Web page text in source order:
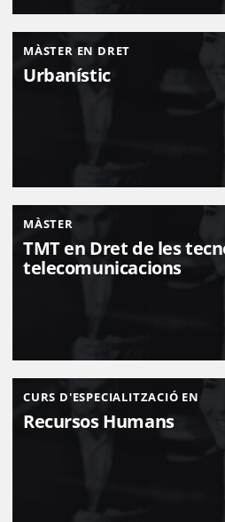
MÀSTER EN DRET
Urbanístic
MÀSTER
TMT en Dret de les
telecomunicacions
CURS D'ESPECIALITZACIÓ EN
Recursos Humans